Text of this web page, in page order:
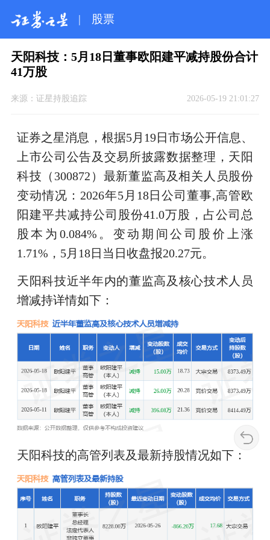
| 股票
天阳科技：5月18日董事欧阳建平减持股份合计
41万股
来源： 证星持股追踪 2026-05-19 21:01:27
证券之星消息，根据5月19日市场公开信息、
上市公司公告及交易所披露数据整理，天阳
科技（300872）最新董监高及相关人员股份
变动情况：2026年5月18日公司董事,高管欧
阳建平共减持公司股份41.0万股，占公司总
股本为0.084%。变动期间公司股价上涨
1.71%，5月18日当日收盘报20.27元。
天阳科技近半年内的董监高及核心技术人员
增减持详情如下：
天阳科技的高管列表及最新持股情况如下：